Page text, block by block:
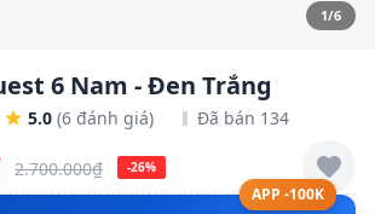
1/6
6 Nam - Đen Trắng
5.0 (6 đánh giá) Đã bán 134
2.700.000₫ -26%
APP -100K